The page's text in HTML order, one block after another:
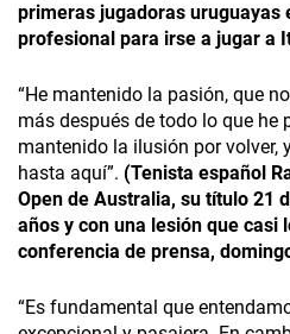
primeras jugadoras uruguayas
profesional para irse a jugar a
“He mantenido la pasión, que
más después de todo lo que he
mantenido la ilusión por volver,
hasta aquí”. (Tenista español
Open de Australia, su título 21
años y con una lesión que casi
conferencia de prensa,
“Es fundamental que